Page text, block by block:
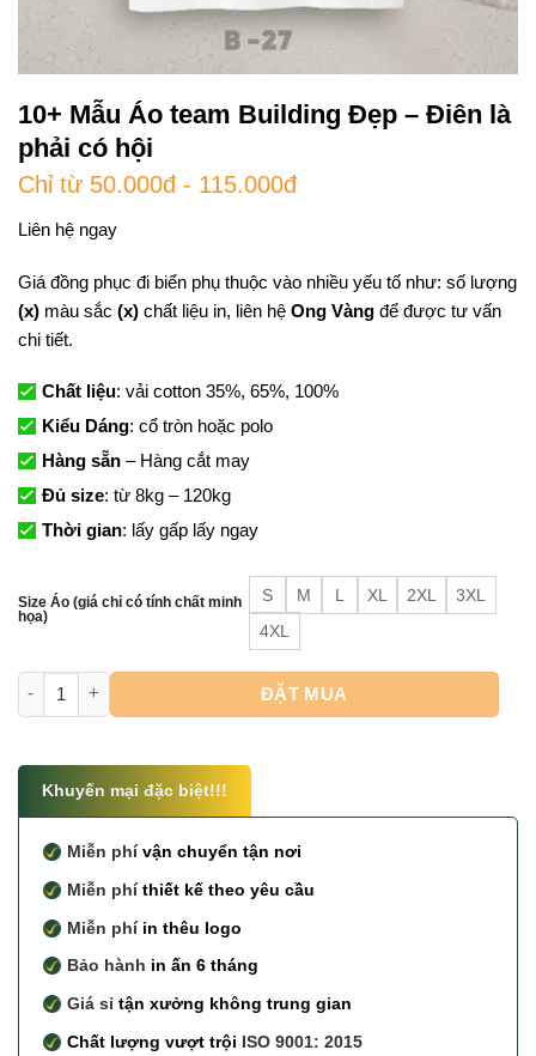
10+ Mẫu Áo team Building Đẹp – Điên là
phải có hội
Chỉ từ 50.000đ - 115.000đ
Liên hệ ngay
Giá đồng phục đi biển phụ thuộc vào nhiều yếu tố như: số lượng
(x)màu sắc (x) chất liệu in, liên hệ Ong Vàngđể được tư vấn
chi tiết.
Chất liệu: vải cotton 35%, 65%, 100%
Kiểu Dáng: cổ tròn hoặc polo
Hàng sẵn– Hàng cắt may
Đủ size: từ 8kg – 120kg
Thời gian: lấy gấp lấy ngay
Size Áo (giá chỉ có tính chất minh
họa)
S M L XL 2XL
3XL
4XL
10+ Mẫu Áo team Building Đẹp - Điên là phải có hội số lượng
ĐẶT MUA
Khuyến mại đặc biệt!!!
Miễn phívận chuyển tận nơi
Miễn phíthiết kế theo yêu cầu
Miễn phíin thêu logo
Bảo hành in ấn 6 tháng
Giá sỉtận xưởng không trung gian
Chất lượng vượt trội ISO 9001: 2015